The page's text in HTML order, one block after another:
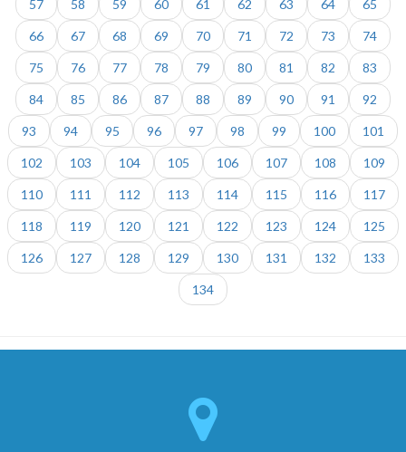
57 58 59 60 61 62 63 64 65
66 67 68 69 70 71 72 73 74
75 76 77 78 79 80 81 82 83
84 85 86 87 88 89 90 91 92
93 94 95 96 97 98 99 100 101
102 103 104 105 106 107 108 109
110 111 112 113 114 115 116 117
118 119 120 121 122 123 124 125
126 127 128 129 130 131 132 133
134